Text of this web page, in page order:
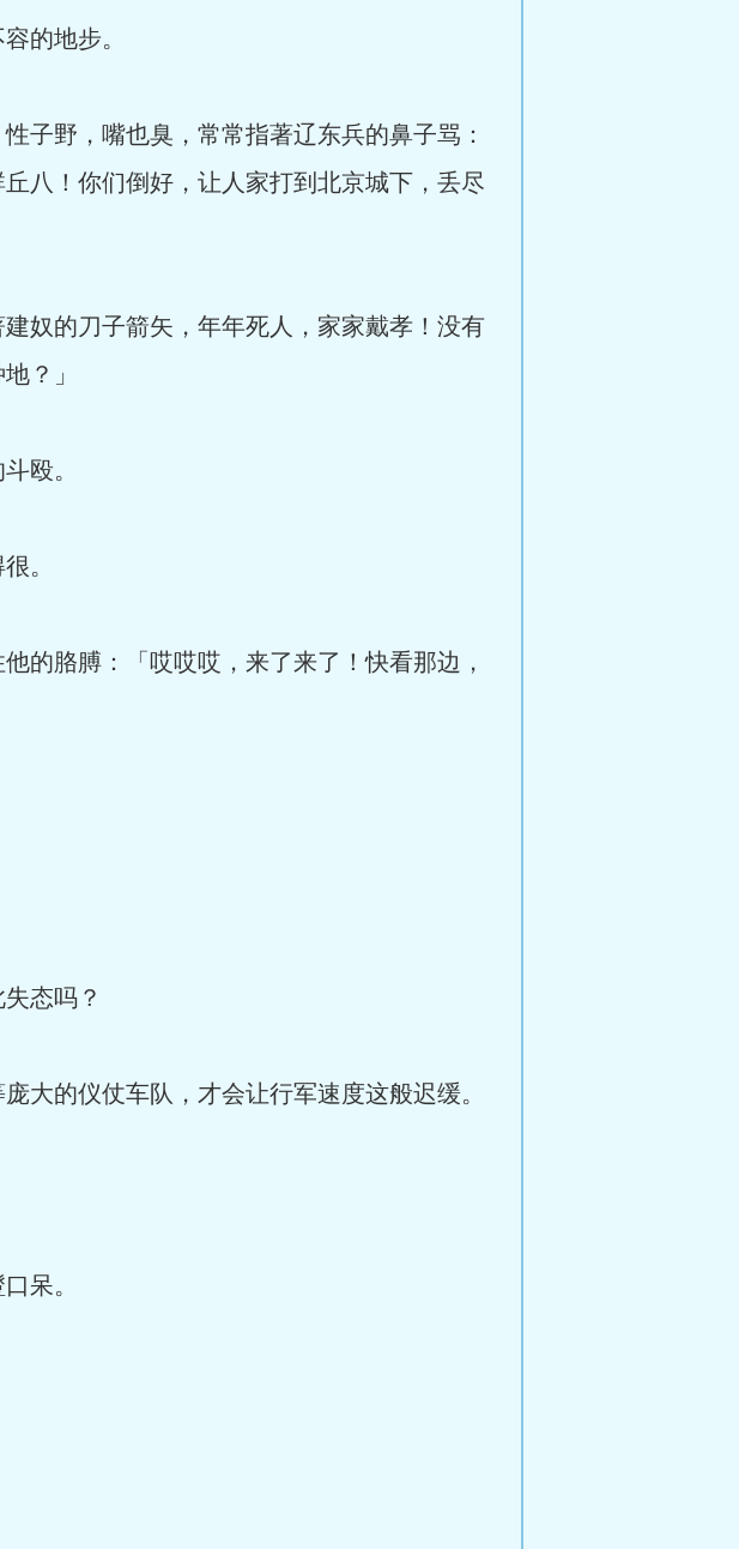
的地步。
子野，嘴也臭，常常指著辽东兵的鼻子骂：
八！你们倒好，让人家打到北京城下，丢尽
奴的刀子箭矢，年年死人，家家戴孝！没有
？」
殴。
。
的胳膊：「哎哎哎，来了来了！快看那边，
态吗？
大的仪仗车队，才会让行军速度这般迟缓。
呆。